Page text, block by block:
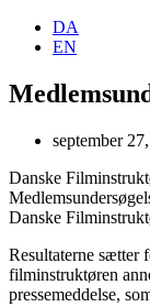
DA
EN
september
Danske
Danske
Resultaterne sætter
filminstruktøren
pressemeddelse,